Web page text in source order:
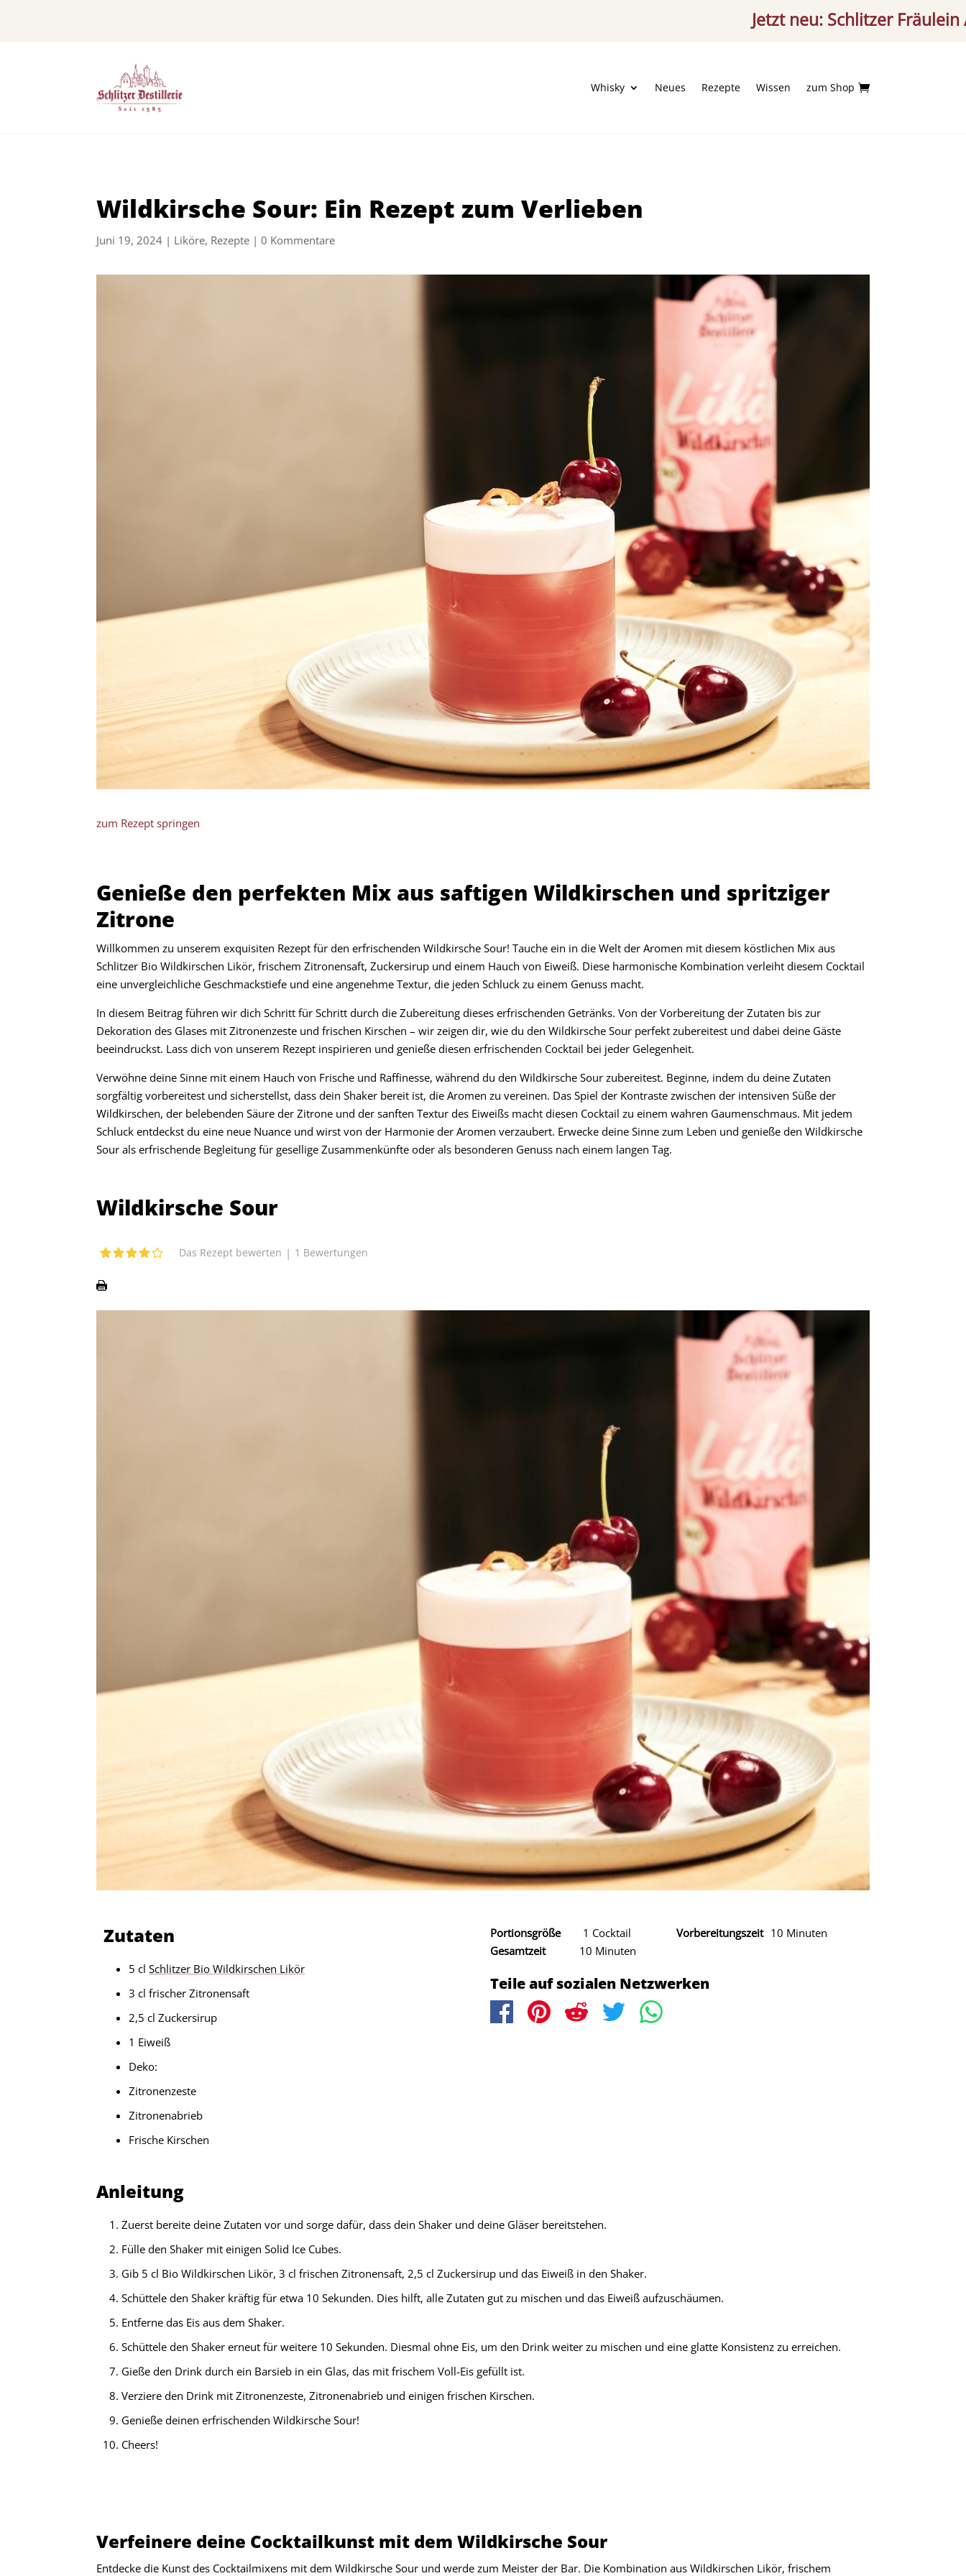
Jetzt neu: Schlitzer Fräulein
Whisky Neues Rezepte Wissen zum Shop 
Wildkirsche Sour: Ein Rezept zum Verlieben
Juni 19, 2024 | Liköre, Rezepte |0 Kommentare
zum Rezept springen
Genieße den perfekten Mix aus saftigen Wildkirschen und spritziger
Zitrone
Willkommen zu unserem exquisiten Rezept für den erfrischenden Wildkirsche Sour! Tauche ein in die Welt der Aromen mit diesem köstlichen Mix aus
Schlitzer Bio Wildkirschen Likör, frischem Zitronensaft, Zuckersirup und einem Hauch von Eiweiß. Diese harmonische Kombination verleiht diesem Cocktail
eine unvergleichliche Geschmackstiefe und eine angenehme Textur, die jeden Schluck zu einem Genuss macht.
In diesem Beitrag führen wir dich Schritt für Schritt durch die Zubereitung dieses erfrischenden Getränks. Von der Vorbereitung der Zutaten bis zur
Dekoration des Glases mit Zitronenzeste und frischen Kirschen – wir zeigen dir, wie du den Wildkirsche Sour perfekt zubereitest und dabei deine Gäste
beeindruckst. Lass dich von unserem Rezept inspirieren und genieße diesen erfrischenden Cocktail bei jeder Gelegenheit.
Verwöhne deine Sinne mit einem Hauch von Frische und Raffinesse, während du den Wildkirsche Sour zubereitest. Beginne, indem du deine Zutaten
sorgfältig vorbereitest und sicherstellst, dass dein Shaker bereit ist, die Aromen zu vereinen. Das Spiel der Kontraste zwischen der intensiven Süße der
Wildkirschen, der belebenden Säure der Zitrone und der sanften Textur des Eiweißs macht diesen Cocktail zu einem wahren Gaumenschmaus. Mit jedem
Schluck entdeckst du eine neue Nuance und wirst von der Harmonie der Aromen verzaubert. Erwecke deine Sinne zum Leben und genieße den Wildkirsche
Sour als erfrischende Begleitung für gesellige Zusammenkünfte oder als besonderen Genuss nach einem langen Tag.
Wildkirsche Sour
Das Rezept bewerten | 1 Bewertungen
Zutaten
5 clSchlitzer Bio Wildkirschen Likör
3 cl frischer Zitronensaft
2,5 cl Zuckersirup
1 Eiweiß
Deko:
Zitronenzeste
Zitronenabrieb
Frische Kirschen
Portionsgröße 1 Cocktail Vorbereitungszeit 10 Minuten
Gesamtzeit
10 Minuten
Teile auf sozialen Netzwerken
Anleitung
Zuerst bereite deine Zutaten vor und sorge dafür, dass dein Shaker und deine Gläser bereitstehen.
Fülle den Shaker mit einigen Solid Ice Cubes.
Gib 5 cl Bio Wildkirschen Likör, 3 cl frischen Zitronensaft, 2,5 cl Zuckersirup und das Eiweiß in den Shaker.
Schüttele den Shaker kräftig für etwa 10 Sekunden. Dies hilft, alle Zutaten gut zu mischen und das Eiweiß aufzuschäumen.
Entferne das Eis aus dem Shaker.
Schüttele den Shaker erneut für weitere 10 Sekunden. Diesmal ohne Eis, um den Drink weiter zu mischen und eine glatte Konsistenz zu erreichen.
Gieße den Drink durch ein Barsieb in ein Glas, das mit frischem Voll-Eis gefüllt ist.
Verziere den Drink mit Zitronenzeste, Zitronenabrieb und einigen frischen Kirschen.
Genieße deinen erfrischenden Wildkirsche Sour!
Cheers!
Verfeinere deine Cocktailkunst mit dem Wildkirsche Sour
Entdecke die Kunst des Cocktailmixens mit dem Wildkirsche Sour und werde zum Meister der Bar. Die Kombination aus Wildkirschen Likör, frischem